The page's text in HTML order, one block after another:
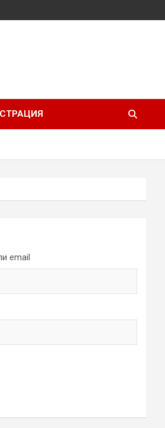
email